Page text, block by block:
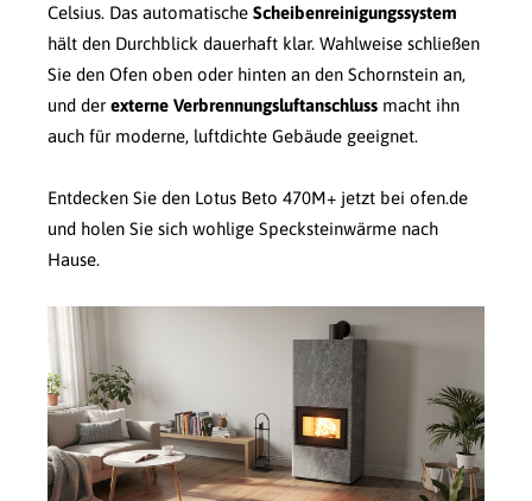
Celsius. Das automatische Scheibenreinigungssystem
hält den Durchblick dauerhaft klar. Wahlweise schließen
Sie den Ofen oben oder hinten an den Schornstein an,
und der externe Verbrennungsluftanschluss macht ihn
auch für moderne, luftdichte Gebäude geeignet.
Entdecken Sie den Lotus Beto 470M+ jetzt bei ofen.de
und holen Sie sich wohlige Specksteinwärme nach
Hause.